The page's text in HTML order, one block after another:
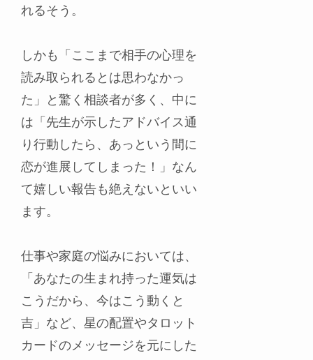
れるそう。
しかも「ここまで相手の心理を
読み取られるとは思わなかっ
た」と驚く相談者が多く、中に
は「先生が示したアドバイス通
り行動したら、あっという間に
恋が進展してしまった！」なん
て嬉しい報告も絶えないといい
ます。
仕事や家庭の悩みにおいては、
「あなたの生まれ持った運気は
こうだから、今はこう動くと
吉」など、星の配置やタロット
カードのメッセージを元にした